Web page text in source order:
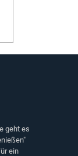
geht es
ein